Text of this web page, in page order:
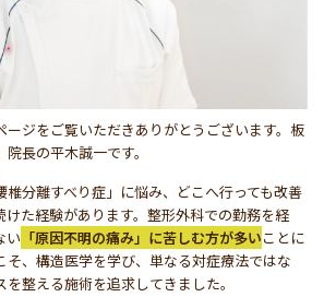
ージをご覧いただきありがとうございます。板
長の平木誠一です。
分離すべり症」に悩み、どこへ行っても改善
た経験があります。整形外科での勤務を経
い 「原因不明の痛み」に苦しむ方が多いことに
そ、構造医学を学び、単なる対症療法ではな
整える施術を追求してきました。